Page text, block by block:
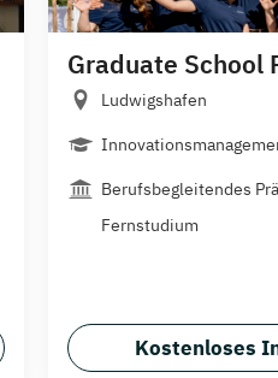
Graduate School
Ludwigshafen
Berufsbegleitendes
Fernstudium
Kostenloses